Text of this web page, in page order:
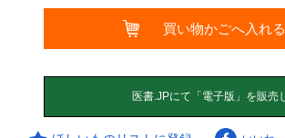
買い物かごへ入れる